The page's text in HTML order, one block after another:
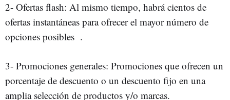
2- Ofertas flash: Al mismo tiempo, habrá cientos de
ofertas instantáneas para ofrecer el mayor número de
opciones posibles .
3- Promociones generales: Promociones que ofrecen un
porcentaje de descuento o un descuento fijo en una
amplia selección de productos y/o marcas.